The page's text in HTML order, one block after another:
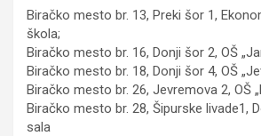
Biračko mesto br. 13, Preki šor 1,
škola;
Biračko mesto br. 16, Donji šor 2, OŠ
Biračko mesto br. 18, Donji šor 4, OŠ
Biračko mesto br. 26, Jevremova 2, OŠ
Biračko mesto br. 28, Šipurske livade1,
sala